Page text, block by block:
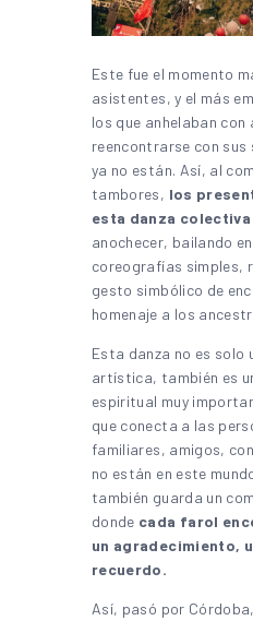
Este fue el momento
asistentes, y el más
los que anhelaban con
reencontrarse con sus
ya no están. Así, al
tambores, los
esta danza colectiva
anochecer, bailando
coreografías simples,
gesto simbólico de
homenaje a los
Esta danza no es solo
artística, también es
espiritual muy
que conecta a las
familiares, amigos,
no están en este
también guarda un
donde cada farol
un agradecimiento,
recuerdo.
Así, pasó por